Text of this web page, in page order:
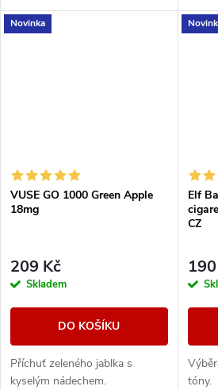
Novinka
VUSE GO 1000 Green Apple
18mg
209 Kč
Skladem
DO KOŠÍKU
Příchuť zeleného jablka s
kyselým nádechem.
Elf
CZ
tóny.